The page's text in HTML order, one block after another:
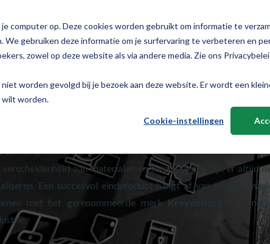
computer op. Deze cookies worden gebruikt om informatie te
We gebruiken deze informatie om je surfervaring te verbeteren en
zowel op deze website als via andere media. Zie ons
worden gevolgd bij je bezoek aan deze website. Er wordt een
worden.
Cookie-instellingen
Home Processen Service Nieuws &
de mengtechniek in de kunststofindustrie moet voldoen aan
aan materialen en toepassingen zijn er altijd
Een succesvol eindproduct hangt af van een
met het gerenommeerde merkKreyenborg
. Dit